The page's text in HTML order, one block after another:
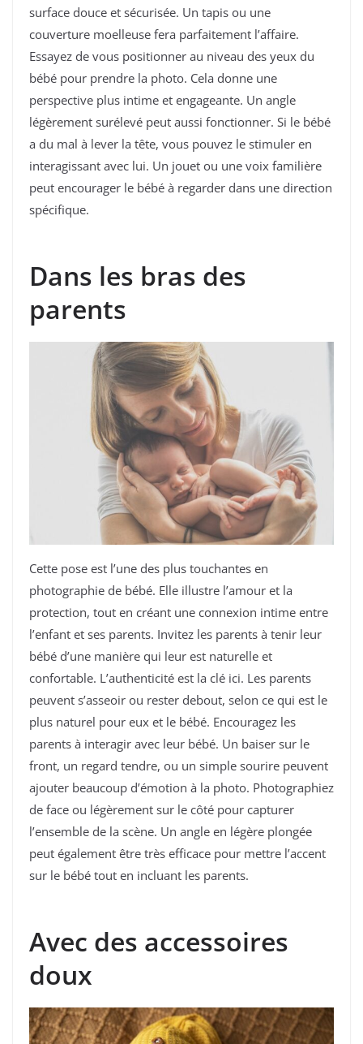
surface douce et sécurisée. Un tapis ou une
couverture moelleuse fera parfaitement l’affaire.
Essayez de vous positionner au niveau des yeux du
bébé pour prendre la photo. Cela donne une
perspective plus intime et engageante. Un angle
légèrement surélevé peut aussi fonctionner. Si le bébé
a du mal à lever la tête, vous pouvez le stimuler en
interagissant avec lui. Un jouet ou une voix familière
peut encourager le bébé à regarder dans une direction
spécifique.
Dans les bras des
parents
Cette pose est l’une des plus touchantes en
photographie de bébé. Elle illustre l’amour et la
protection, tout en créant une connexion intime entre
l’enfant et ses parents. Invitez les parents à tenir leur
bébé d’une manière qui leur est naturelle et
confortable. L’authenticité est la clé ici. Les parents
peuvent s’asseoir ou rester debout, selon ce qui est le
plus naturel pour eux et le bébé. Encouragez les
parents à interagir avec leur bébé. Un baiser sur le
front, un regard tendre, ou un simple sourire peuvent
ajouter beaucoup d’émotion à la photo. Photographiez
de face ou légèrement sur le côté pour capturer
l’ensemble de la scène. Un angle en légère plongée
peut également être très efficace pour mettre l’accent
sur le bébé tout en incluant les parents.
Avec des accessoires
doux